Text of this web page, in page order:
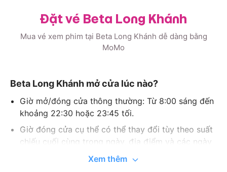
Đặt vé Beta Long Khánh
Mua vé xem phim tại Beta Long Khánh dễ dàng bằng
MoMo
Beta Long Khánh mở cửa lúc nào?
Giờ mở/đóng cửa thông thường: Từ 8:00 sáng đến
khoảng 22:30 hoặc 23:45 tối.
Giờ đóng cửa cụ thể có thể thay đổi tùy theo suất
chiếu cuối cùng trong ngày, địa điểm và các ngày
Xem thêm